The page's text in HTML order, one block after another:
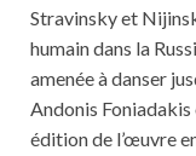
Stravinsky et
humain dans la
amenée à danser
Andonis
édition de l’œuvre